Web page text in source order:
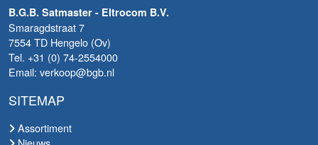
B.G.B. Satmaster - Eltrocom B.V.
Smaragdstraat 7
7554 TD Hengelo (Ov)
Tel. +31 (0) 74-2554000
Email: verkoop@bgb.nl
SITEMAP
Assortiment